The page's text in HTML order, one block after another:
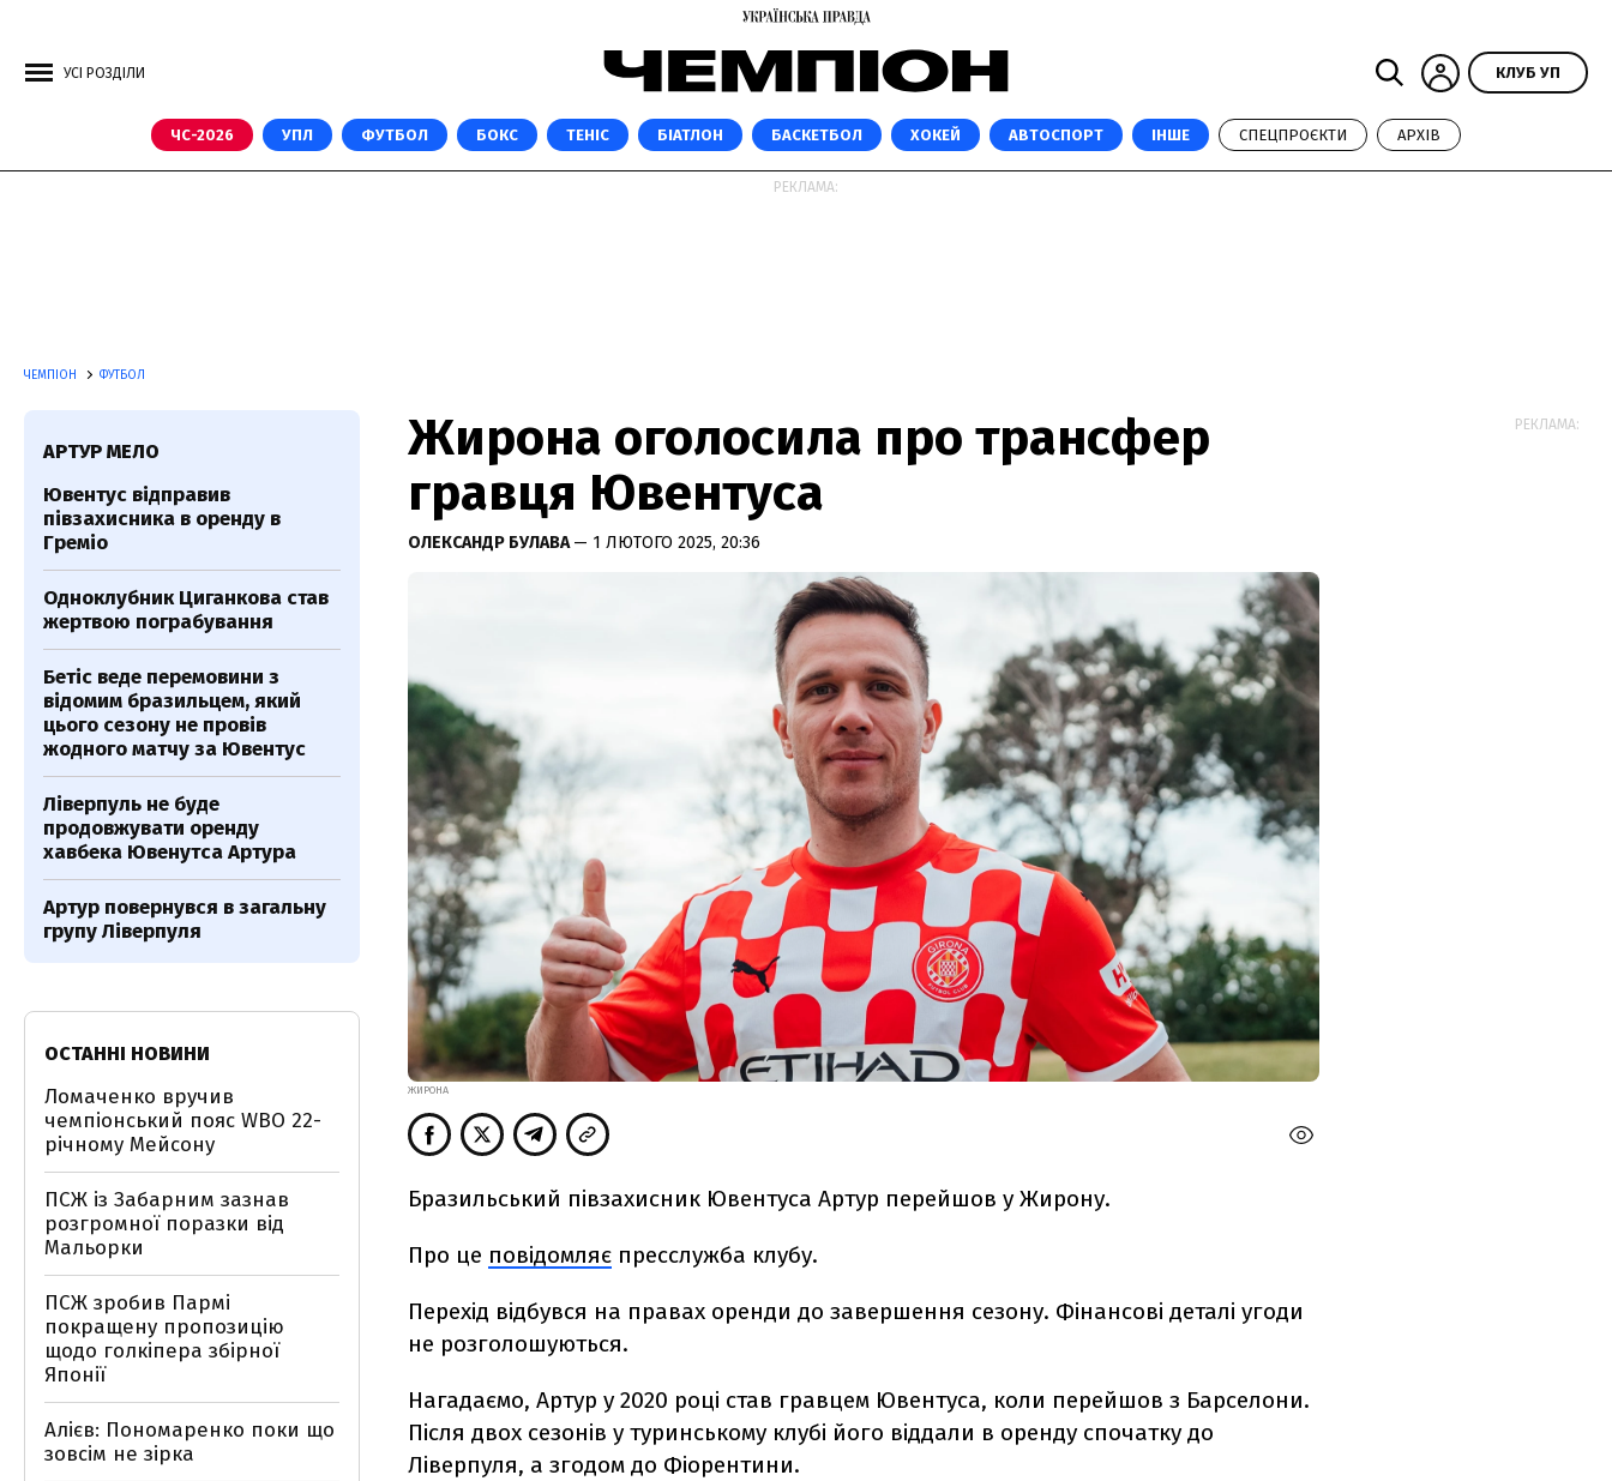
УСІ РОЗДІЛИ КЛУБ УП
ЧС-2026 УПЛ ФУТБОЛ БОКС ТЕНІС БІАТЛОН БАСКЕТБОЛ ХОКЕЙ АВТОСПОРТ ІНШЕ СПЕЦПРОЄКТИ АРХІВ
РЕКЛАМА:
ЧЕМПІОН ФУТБОЛ
Жирона оголосила про трансфер
гравця Ювентуса
ОЛЕКСАНДР БУЛАВА— 1 ЛЮТОГО 2025, 20:36
ЖИРОНА
Бразильський півзахисник Ювентуса Артур перейшов у Жирону.
Про це повідомляє пресслужба клубу.
Перехід відбувся на правах оренди до завершення сезону. Фінансові деталі угоди
не розголошуються.
Нагадаємо, Артур у 2020 році став гравцем Ювентуса, коли перейшов з Барселони.
Після двох сезонів у туринському клубі його віддали в оренду спочатку до
Ліверпуля, а згодом до Фіорентини.
АРТУР МЕЛО
Ювентус відправив
півзахисника в оренду в
Греміо
Одноклубник Циганкова став
жертвою пограбування
Бетіс веде перемовини з
відомим бразильцем, який
цього сезону не провів
жодного матчу за Ювентус
Ліверпуль не буде
продовжувати оренду
хавбека Ювенутса Артура
Артур повернувся в загальну
групу Ліверпуля
ОСТАННІ НОВИНИ
Ломаченко вручив
чемпіонський пояс WBO 22-
річному Мейсону
ПСЖ із Забарним зазнав
розгромної поразки від
Мальорки
ПСЖ зробив Пармі
покращену пропозицію
щодо голкіпера збірної
Японії
Алієв: Пономаренко поки що
зовсім не зірка
РЕКЛАМА: